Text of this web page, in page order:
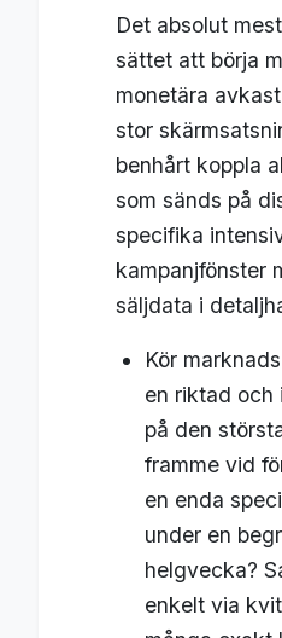
Det absolut
sättet att börja
monetära
stor
benhårt koppla
som sänds på
specifika
kampanjfönster
säljdata i
Kör
en riktad och
på den
framme vid
en enda
under en
helgvecka?
enkelt via